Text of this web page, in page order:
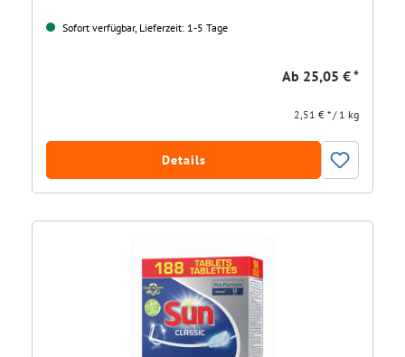
Sofort verfügbar, Lieferzeit: 1-5 Tage
Ab 25,05 € *
2,51 € * / 1 kg
Details